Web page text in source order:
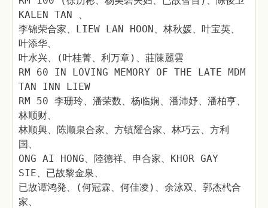
KALEN TAN 、
李锦荣合家、LIEW LAN HOON、林秋媛、叶宝英、
叶添华、
叶水兴、(叶桂菁、利万章)、莊陳麗雲
RM 60 IN LOVING MEMORY OF THE LATE MDM
TAN INN LIEW
RM 50 李珊玲、潘荣数、杨临娴、潘沛妤、潘柏亨、
林顺财、
林顺興、陈顺泉合家、方镇耀合家、林巧云、方利
国、
ONG AI HONG、陸德祥、申合家、KHOR GAY
SIE、已故黎金泉、
已故谭鸿発、(何冠霖、何佳凌)、余泳双、郭杰杙合
家、